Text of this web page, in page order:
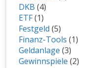
DKB (4)
ETF(1)
Festgeld (5)
Finanz-Tools (1)
Geldanlage (3)
Gewinnspiele (2)